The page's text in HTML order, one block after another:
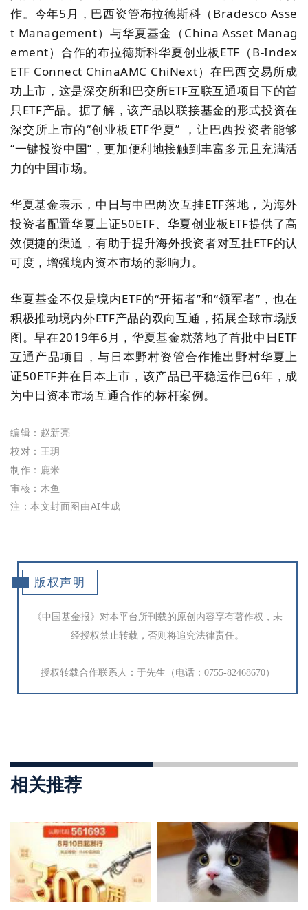
作。 今年5月，巴西资管布拉德斯科（Bradesco Asse
t Management）与华夏基金（China Asset Manag
ement）合作的布拉德斯科华夏创业板ETF（B-Index
ETF Connect ChinaAMC ChiNext）在巴西交易所成
功上市，这是深交所和巴交所ETF互联互通项目下的首
只ETF产品。 据了解，该产品以联接基金的形式投资在
深交所上市的“创业板ETF华夏” ，让巴西投资者能够
“一键投资中国”，更加便利地接触到丰富多元且充满活
力的中国市场。
华夏基金表示， 中日与中巴两次互挂ETF落地，为海外
投资者配置华夏上证50ETF、华夏创业板ETF提供了高
效便捷的渠道，有助于提升海外投资者对互挂ETF的认
可度，增强境内资本市场的影响力。
华夏基金不仅是境内ETF的“开拓者”和“领军者”，也在
积极推动境内外ETF产品的双向互通，拓展全球市场版
图。早在2019年6月，华夏基金就落地了首批中日ETF
互通产品项目，与日本野村资管合作推出野村华夏上
证50ETF并在日本上市，该产品已平稳运作已6年，成
为中日资本市场互通合作的标杆案例。
编辑：赵新亮
校对：王玥
制作：鹿米
审核：木鱼
注：本文封面图由AI生成
版权声明
《中国基金报》对本平台所刊载的原创内容享有著作权，未
经授权禁止转载，否则将追究法律责任。
授权转载合作联系人：于先生（电话：0755-82468670）
相关推荐